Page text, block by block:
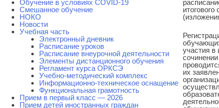
Обучение в условиях COVID-19
Смешанное обучение
НОКО
Новости
Учебная часть
Электронный дневник
Расписание уроков
Расписание внеурочной деятельности
Элементы дистанционного обучения
Регламент курса ОРКСЭ
Учебно-методический комплекс
Информационно-техническое оснащение
Функциональная грамотность
Прием в первый класс — 2026
Прием детей иностранных граждан
итогового
участия в
их